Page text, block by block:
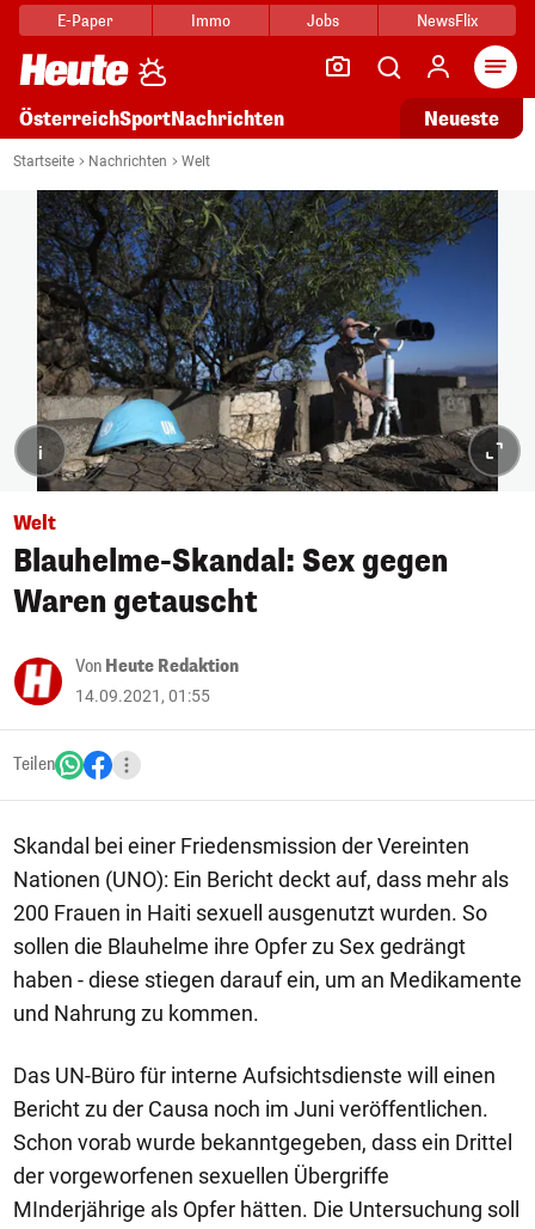
E-Paper Immo Jobs NewsFlix
ÖsterreichSportNachrichten Neueste
Startseite Nachrichten Welt
i
Welt
Blauhelme-Skandal: Sex gegen
Waren getauscht
Von Heute Redaktion
14.09.2021, 01:55
Teilen
Skandal bei einer Friedensmission der Vereinten
Nationen (UNO): Ein Bericht deckt auf, dass mehr als
200 Frauen in Haiti sexuell ausgenutzt wurden. So
sollen die Blauhelme ihre Opfer zu Sex gedrängt
haben - diese stiegen darauf ein, um an Medikamente
und Nahrung zu kommen.
Das UN-Büro für interne Aufsichtsdienste will einen
Bericht zu der Causa noch im Juni veröffentlichen.
Schon vorab wurde bekanntgegeben, dass ein Drittel
der vorgeworfenen sexuellen Übergriffe
MInderjährige als Opfer hätten. Die Untersuchung soll